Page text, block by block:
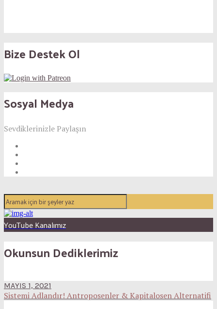
Bize Destek Ol
Sosyal Medya
Sevdiklerinizle Paylaşın
YouTube Kanalımız
Okunsun Dediklerimiz
MAYIS 1, 2021
Sistemi Adlandır! Antroposenler & Kapitalosen Alternatifi